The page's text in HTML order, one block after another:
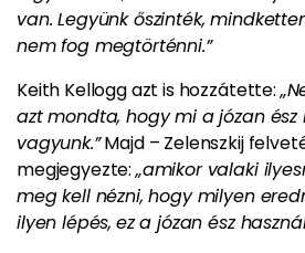
van. Legyünk őszinték,
nem fog megtörténni.”
Keith Kellogg azt is hozzátette:
azt mondta, hogy mi a józan
vagyunk.”Majd – Zelenszkij
megjegyezte:„amikor valaki
meg kell nézni, hogy milyen
ilyen lépés, ez a józan ész